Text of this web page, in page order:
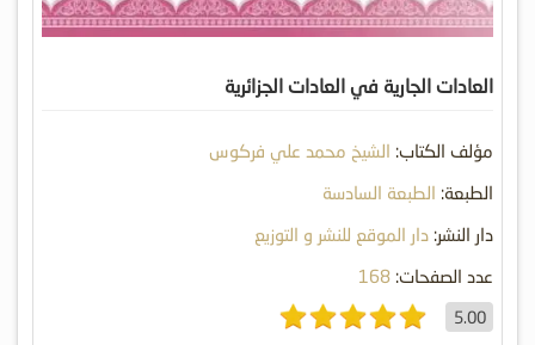
العادات الجارية في العادات الجزائرية
مؤلف الكتاب: الشيخ محمد علي فركوس
الطبعة: الطبعة السادسة
دار النشر: دار الموقع للنشر و التوزيع
عدد الصفحات: 168
5.00